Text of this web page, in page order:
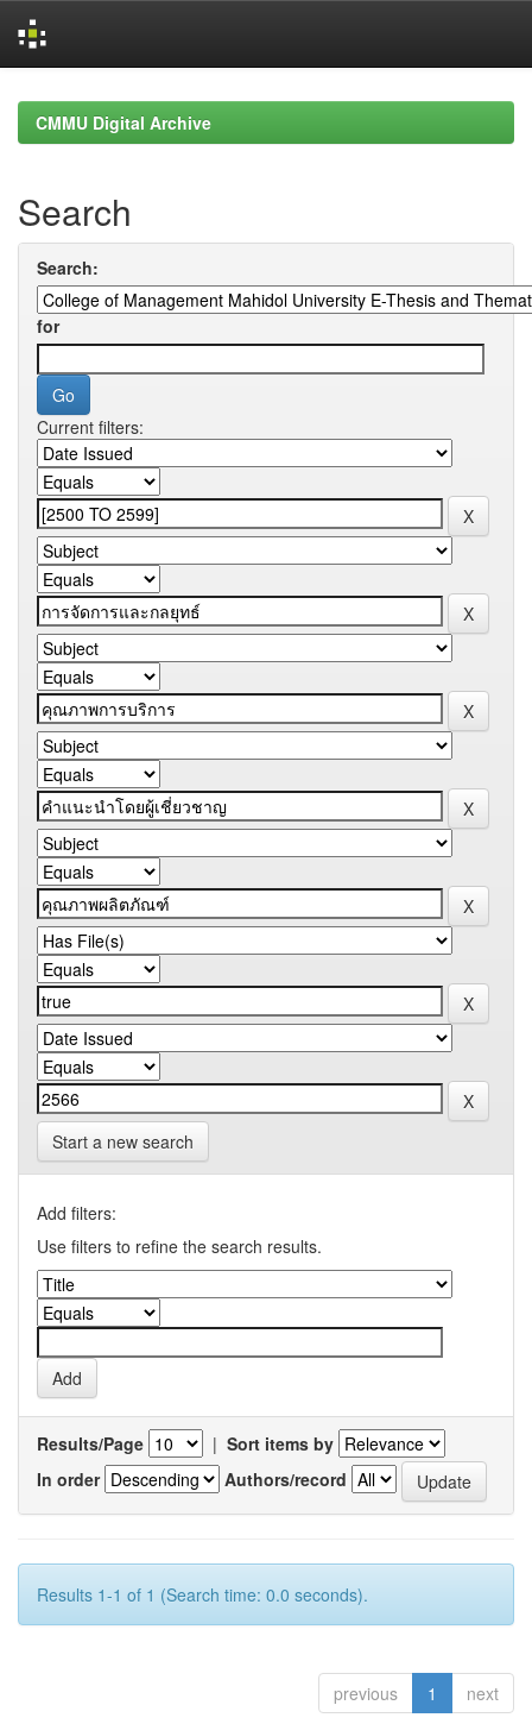
navigationCMMU Digital Archive
Search
Search:
for
Current filters:
Start a new search
Add filters:
Use filters to refine the search results.
Results/Page | Sort items by
In order
Authors/record
Results 1-1 of 1 (Search time: 0.0 seconds).
previous 1 next